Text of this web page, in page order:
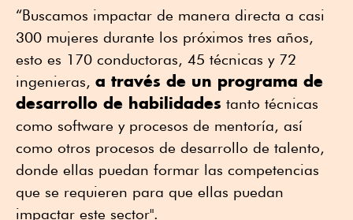
“Buscamos impactar de manera directa a casi
300 mujeres durante los próximos tres años,
esto es 170 conductoras, 45 técnicas y 72
ingenieras, a través de un programa de
desarrollo de habilidades tanto técnicas
como software y procesos de mentoría, así
como otros procesos de desarrollo de talento,
donde ellas puedan formar las competencias
que se requieren para que ellas puedan
impactar este sector".